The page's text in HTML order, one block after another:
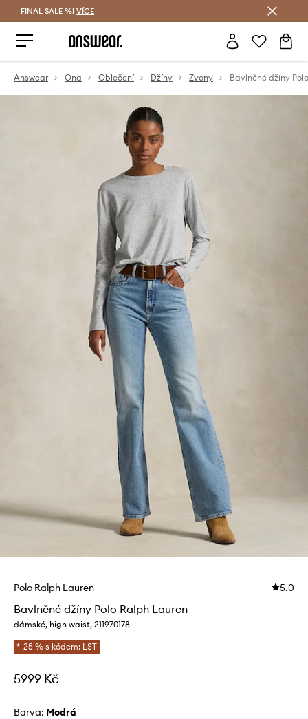
FINAL SALE %! VÍCE
Answear Ona Oblečení Džíny Zvony Bavlněné džíny
Polo Ralph Lauren 5.0
Bavlněné džíny Polo Ralph Lauren
dámské, high waist, 211970178
*-25 % s kódem: LST
5999 Kč
Barva: modrá